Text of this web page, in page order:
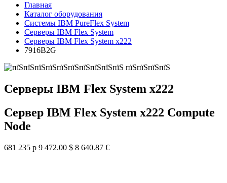
Главная
Каталог оборудования
Системы IBM PureFlex System
Серверы IBM Flex System
Серверы IBM Flex System x222
7916B2G
Серверы IBM Flex System x222
Сервер IBM Flex System x222 Compute
Node
681 235 р 9 472.00 $ 8 640.87 €